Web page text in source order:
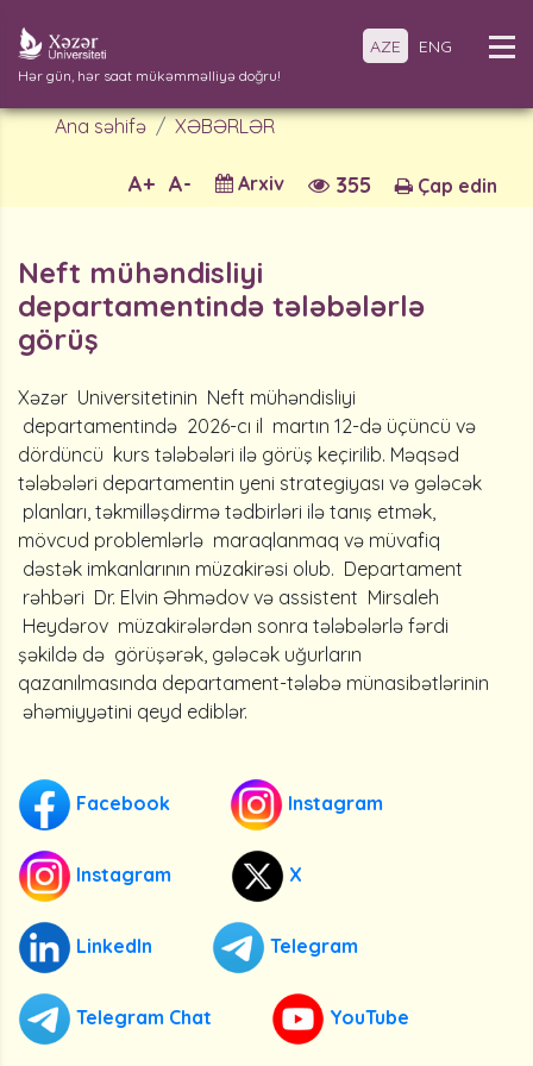
Hər gün, hər saat mükəmməlliyə doğru!
AZE ENG
Ana səhifə XƏBƏRLƏR
Çap edin
355
Arxiv
A-
A+
Neft mühəndisliyi
departamentində tələbələrlə
görüş
Xəzər Universitetinin Neft mühəndisliyi
departamentində 2026-cı il martın 12-də üçüncü və
dördüncü kurs tələbələri ilə görüş keçirilib. Məqsəd
tələbələri departamentin yeni strategiyası və gələcək
planları, təkmilləşdirmə tədbirləri ilə tanış etmək,
mövcud problemlərlə maraqlanmaq və müvafiq
dəstək imkanlarının müzakirəsi olub. Departament
rəhbəri Dr. Elvin Əhmədov və assistent Mirsaleh
Heydərov müzakirələrdən sonra tələbələrlə fərdi
şəkildə də görüşərək, gələcək uğurların
qazanılmasında departament-tələbə münasibətlərinin
əhəmiyyətini qeyd ediblər.
Facebook Instagram
Instagram X
LinkedIn Telegram
Telegram Chat YouTube